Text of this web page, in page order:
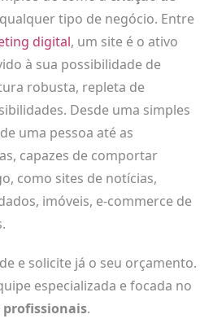
tipo de negócio. Entre
digital, um site é o ativo
à sua possibilidade de
robusta, repleta de
Desde uma simples
uma pessoa até as
capazes de comportar
como sites de notícias,
imóveis, e-commerce de
e solicite já o seu orçamento.
especializada e focada no
profissionais.